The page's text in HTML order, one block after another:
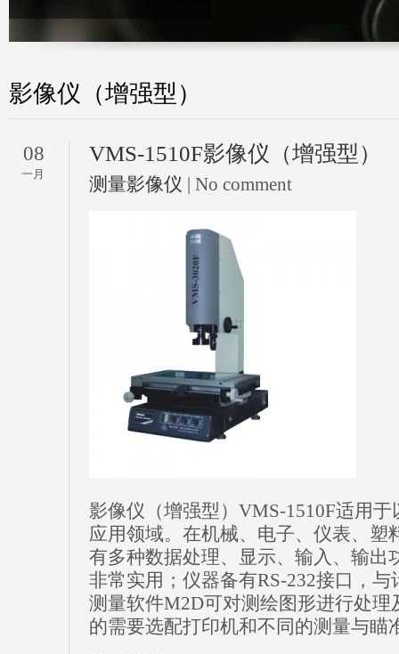
影像仪（增强型）
08
一月
VMS-1510F影像仪（增强型）
测量影像仪 | No comment
影像仪（增强型）VMS-1510F适用
应用领域。在机械、电子、仪表、塑
有多种数据处理、显示、输入、输出
非常实用；仪器备有RS-232接口，
测量软件M2D可对测绘图形进行处理
的需要选配打印机和不同的测量与瞄